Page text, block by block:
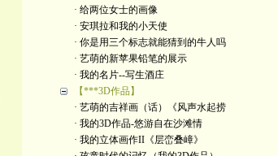
· 给两位女士的画像
· 安琪拉和我的小天使
· 你是用三个标志就能猜到的牛人吗
· 艺萌的新苹果铅笔的展示
· 我的名片--写生酒庄
【***3D作品】
· 艺萌的吉祥画（话）《风声水起捞
· 我的3D作品-悠游自在沙滩情
· 我的立体画作II《层峦叠嶂》